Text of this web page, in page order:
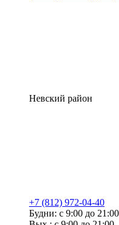
Невский район
+7 (812) 972-04-40
Будни: с 9:00 до 21:00